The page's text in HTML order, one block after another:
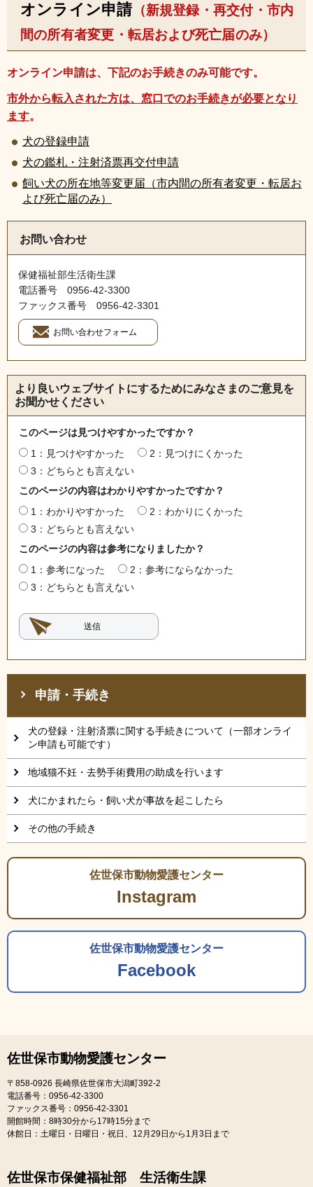
オンライン申請（新規登録・再交付・市内
間の所有者変更・転居および死亡届のみ）
オンライン申請は、下記のお手続きのみ可能です。
市外から転入された方は、窓口でのお手続きが必要となり
ます。
犬の登録申請
犬の鑑札・注射済票再交付申請
飼い犬の所在地等変更届（市内間の所有者変更・転居お
よび死亡届のみ）
お問い合わせ
保健福祉部生活衛生課
電話番号 0956‐42‐3300
ファックス番号 0956‐42‐3301
より良いウェブサイトにするためにみなさまのご意見を
お聞かせください
このページは見つけやすかったですか？
1：見つけやすかった
2：見つけにくかった
3：どちらとも言えない
このページの内容はわかりやすかったですか？
1：わかりやすかった
2：わかりにくかった
3：どちらとも言えない
このページの内容は参考になりましたか？
1：参考になった
2：参考にならなかった
3：どちらとも言えない
申請・手続き
犬の登録・注射済票に関する手続きについて（一部オンライ
ン申請も可能です）
地域猫不妊・去勢手術費用の助成を行います
犬にかまれたら・飼い犬が事故を起こしたら
その他の手続き
佐世保市動物愛護センター
Instagram
佐世保市動物愛護センター
Facebook
佐世保市動物愛護センター
〒858-0926 長崎県佐世保市大潟町392-2
電話番号：0956-42-3300
ファックス番号：0956-42-3301
開館時間：8時30分から17時15分まで
休館日：土曜日・日曜日・祝日、12月29日から1月3日まで
佐世保市保健福祉部 生活衛生課